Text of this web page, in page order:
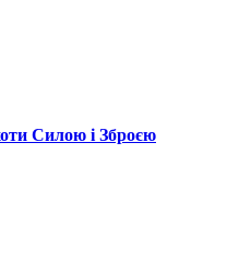
Силою і Зброєю